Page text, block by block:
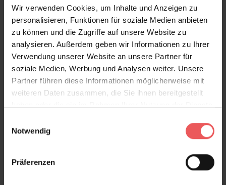
Wir verwenden Cookies, um Inhalte und Anzeigen zu
personalisieren, Funktionen für soziale Medien anbieten
zu können und die Zugriffe auf unsere Website zu
analysieren. Außerdem geben wir Informationen zu Ihrer
Verwendung unserer Website an unsere Partner für
soziale Medien, Werbung und Analysen weiter. Unsere
Partner führen diese Informationen möglicherweise mit
weiteren Daten zusammen, die Sie ihnen bereitgestellt
Notwendig
Präferenzen
Produktdetails
Versand & Zahlung
Bewertungen